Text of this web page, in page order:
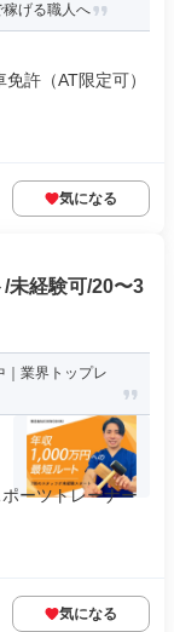
げる職人へ
許（AT限定可）
気になる
/未経験可/20〜3
｜業界トップレ
ーツトレーナー
気になる